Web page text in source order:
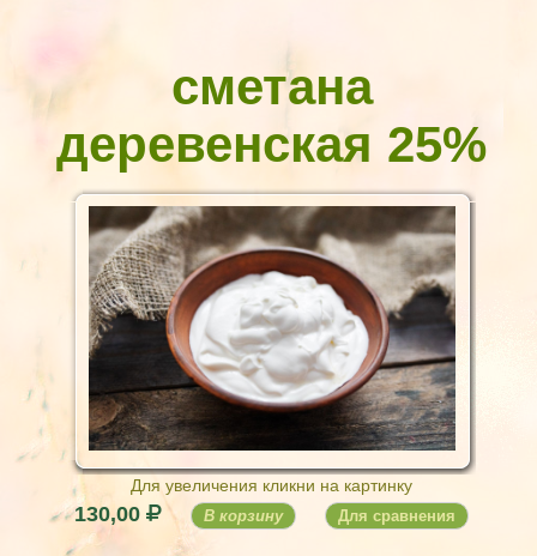
сметана
деревенская 25%
Для увеличения кликни на картинку
130,00 В корзину Для сравнения